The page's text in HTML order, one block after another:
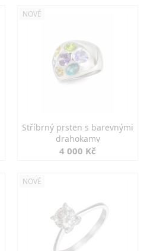
NOVÉ
Stříbrný prsten s barevnými
drahokamy
4 000 Kč
NOVÉ